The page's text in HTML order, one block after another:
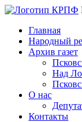
Главная
Народный
Архив газет
Над
О нас
Контакты